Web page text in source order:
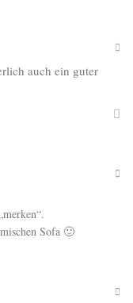
auch ein guter
Sofa 🙂